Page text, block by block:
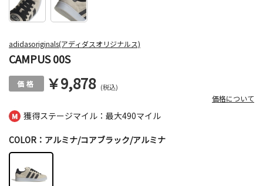
獲得ステージマイル：最大490マイル
adidasoriginals(アディダスオリジナルス)
CAMPUS 00S
￥9,878 (税込)
価格について
COLOR：アルミナ/コアブラック/アルミナ